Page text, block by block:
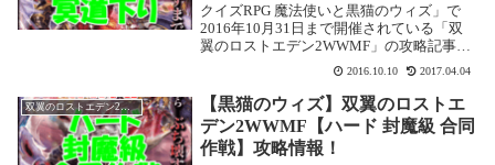
クイズRPG 魔法使いと黒猫のウィズ」で
2016年10月31日まで開催されている「双
翼のロストエデン2WWMF」の攻略記事で
す。ここでは【ノーマル 上級 冥道下り】
を攻略します。双翼のロストエデン
2WWMF【ノーマル 上級 冥道下り】基本
情...
2016.10.10 2017.04.04
双翼のロストエデン2WWMF
【黒猫のウィズ】双翼のロストエ
デン2WWMF【ハード 封魔級 合同
作戦】攻略情報！